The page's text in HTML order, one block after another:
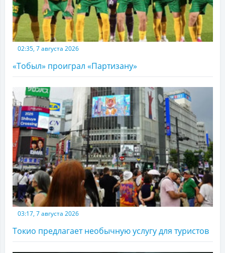
02:35, 7 августа 2026
«Тобыл» проиграл «Партизану»
03:17, 7 августа 2026
Токио предлагает необычную услугу для туристов